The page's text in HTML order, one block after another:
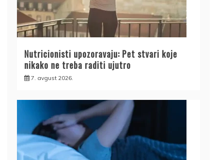
Nutricionisti upozoravaju: Pet stvari koje
nikako ne treba raditi ujutro
7. avgust 2026.